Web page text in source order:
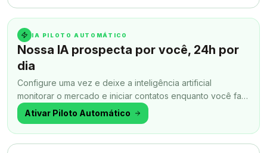
IA PILOTO AUTOMÁTICO
Nossa IA prospecta por você, 24h por
dia
Configure uma vez e deixe a inteligência artificial
monitorar o mercado e iniciar contatos enquanto você faz
outra coisa.
Ativar Piloto Automático